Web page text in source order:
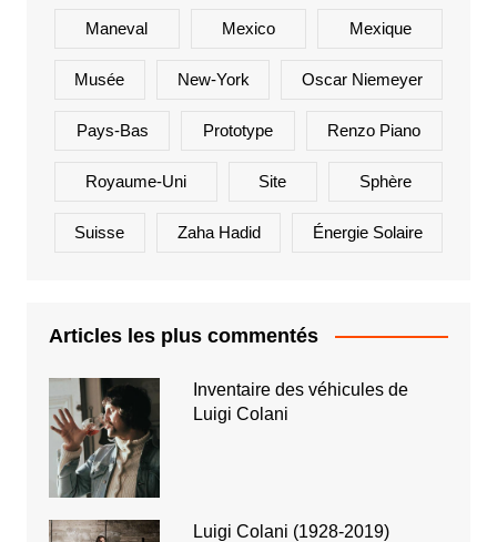
Maneval Mexico Mexique
Musée New-York Oscar Niemeyer
Pays-Bas Prototype Renzo Piano
Royaume-Uni Site Sphère
Suisse Zaha Hadid Énergie Solaire
Articles les plus commentés
Inventaire des véhicules de
Luigi Colani
Luigi Colani (1928-2019)